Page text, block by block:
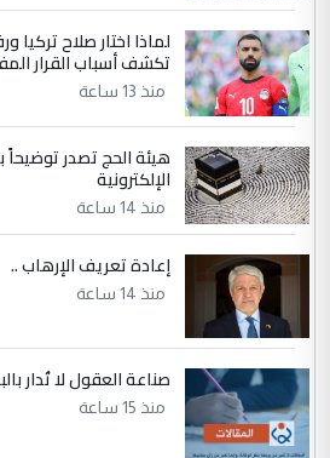
عبد الأمير جاسم هليل
التعليق : نحن اباء الطلاب
نتشرف بلقاء السيد احمد
الموضوع :
مكتب السيد احمد
لدينا اي حساب على الفيس بوك
لماذا اختار صلاح
تكشف أسباب القرار
منذ 13 ساعة
هيئة الحج تصدر
الإلكترونية
منذ 14 ساعة
إعادة تعريف الإرهاب ..
منذ 14 ساعة
صناعة العقول لا تُدار
منذ 15 ساعة